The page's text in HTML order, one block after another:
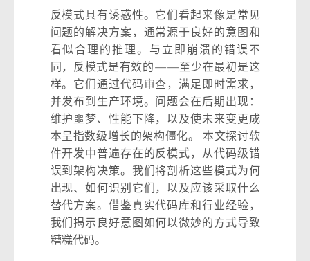
反模式具有诱惑性。它们看起来像是常见
问题的解决方案，通常源于良好的意图和
看似合理的推理。与立即崩溃的错误不
同，反模式是有效的——至少在最初是这
样。它们通过代码审查，满足即时需求，
并发布到生产环境。问题会在后期出现：
维护噩梦、性能下降，以及使未来变更成
本呈指数级增长的架构僵化。 本文探讨软
件开发中普遍存在的反模式，从代码级错
误到架构决策。我们将剖析这些模式为何
出现、如何识别它们，以及应该采取什么
替代方案。借鉴真实代码库和行业经验，
我们揭示良好意图如何以微妙的方式导致
糟糕代码。